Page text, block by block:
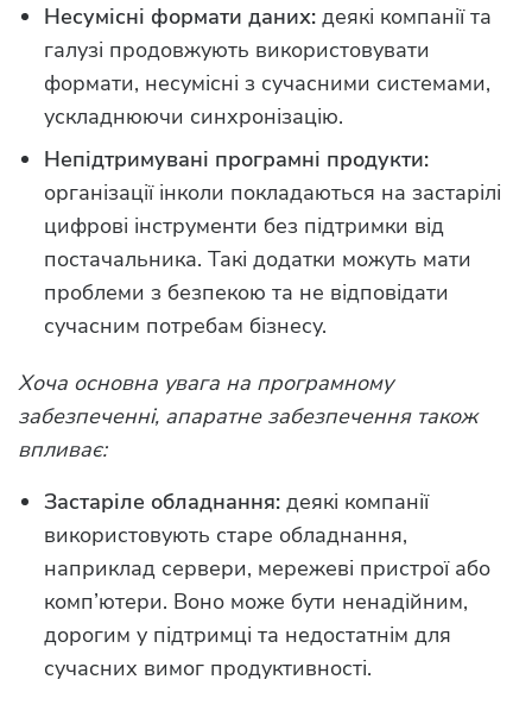
Несумісні формати даних: деякі компанії та
галузі продовжують використовувати
формати, несумісні з сучасними системами,
ускладнюючи синхронізацію.
Непідтримувані програмні продукти:
організації інколи покладаються на застарілі
цифрові інструменти без підтримки від
постачальника. Такі додатки можуть мати
проблеми з безпекою та не відповідати
сучасним потребам бізнесу.
Хоча основна увага на програмному
забезпеченні, апаратне забезпечення також
впливає:
Застаріле обладнання: деякі компанії
використовують старе обладнання,
наприклад сервери, мережеві пристрої або
комп’ютери. Воно може бути ненадійним,
дорогим у підтримці та недостатнім для
сучасних вимог продуктивності.